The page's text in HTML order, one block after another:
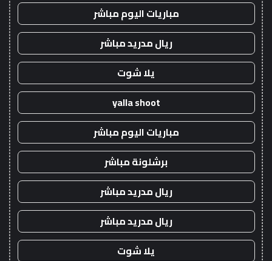
مباريات اليوم مباشر
ريال مدريد مباشر
يلا شوت
yalla shoot
مباريات اليوم مباشر
برشلونة مباشر
ريال مدريد مباشر
ريال مدريد مباشر
يلا شوت